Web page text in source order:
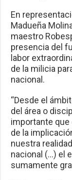
En
Madueña
maestro
presencia del
labor
de la milicia
nacional.
“Desde el
del área o
importante
de la
nuestra
nacional (…) el
sumamente